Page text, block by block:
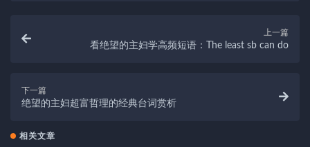
上一篇
看绝望的主妇学高频短语：The least sb can do
下一篇
绝望的主妇超富哲理的经典台词赏析
相关文章